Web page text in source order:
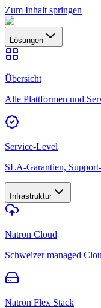
Zum Inhalt springen
Lösungen
Übersicht
Alle Plattformen und
Service-Level
SLA-Garantien,
Infrastruktur
Natron Cloud
Schweizer managed
Natron Flex Stack